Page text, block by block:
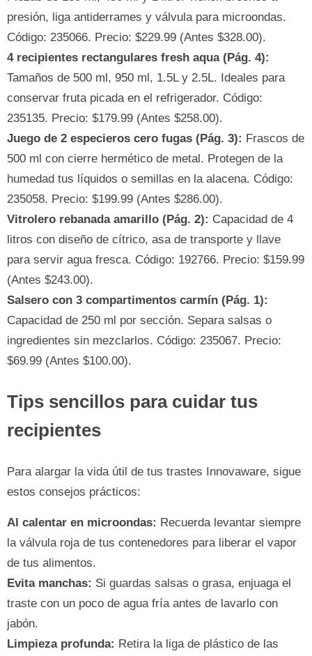
presión, liga antiderrames y válvula para microondas.
Código: 235066. Precio: $229.99 (Antes $328.00).
4 recipientes rectangulares fresh aqua (Pág. 4):
Tamaños de 500 ml, 950 ml, 1.5L y 2.5L. Ideales para
conservar fruta picada en el refrigerador. Código:
235135. Precio: $179.99 (Antes $258.00).
Juego de 2 especieros cero fugas (Pág. 3): Frascos de
500 ml con cierre hermético de metal. Protegen de la
humedad tus líquidos o semillas en la alacena. Código:
235058. Precio: $199.99 (Antes $286.00).
Vitrolero rebanada amarillo (Pág. 2): Capacidad de 4
litros con diseño de cítrico, asa de transporte y llave
para servir agua fresca. Código: 192766. Precio: $159.99
(Antes $243.00).
Salsero con 3 compartimentos carmín (Pág. 1):
Capacidad de 250 ml por sección. Separa salsas o
ingredientes sin mezclarlos. Código: 235067. Precio:
$69.99 (Antes $100.00).
Tips sencillos para cuidar tus
recipientes
Para alargar la vida útil de tus trastes Innovaware, sigue
estos consejos prácticos:
Al calentar en microondas: Recuerda levantar siempre
la válvula roja de tus contenedores para liberar el vapor
de tus alimentos.
Evita manchas: Si guardas salsas o grasa, enjuaga el
traste con un poco de agua fría antes de lavarlo con
jabón.
Limpieza profunda: Retira la liga de plástico de las